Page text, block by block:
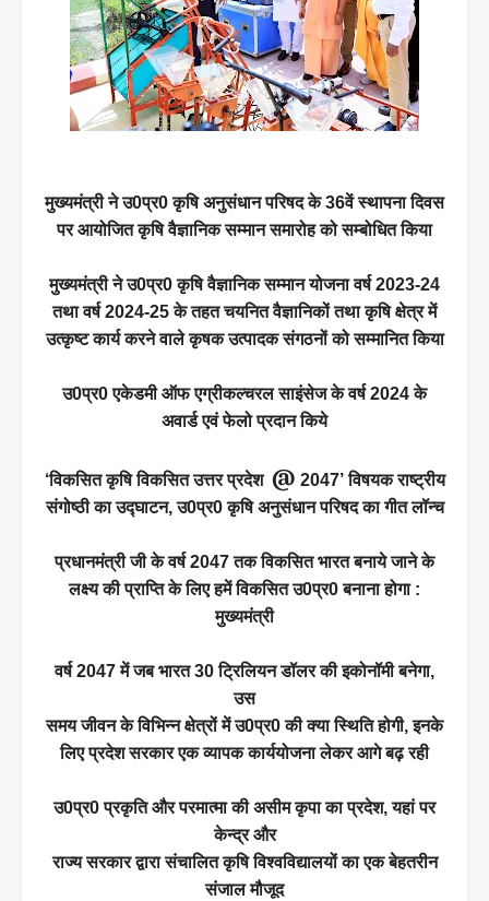
मुख्यमंत्री ने उ0प्र0 कृषि अनुसंधान परिषद के 36वें स्थापना दिवस
पर आयोजित कृषि वैज्ञानिक सम्मान समारोह को सम्बोधित किया
मुख्यमंत्री ने उ0प्र0 कृषि वैज्ञानिक सम्मान योजना वर्ष 2023-24
तथा वर्ष 2024-25 के तहत चयनित वैज्ञानिकों तथा कृषि क्षेत्र में
उत्कृष्ट कार्य करने वाले कृषक उत्पादक संगठनों को सम्मानित किया
उ0प्र0 एकेडमी ऑफ एग्रीकल्चरल साइंसेज के वर्ष 2024 के
अवार्ड एवं फेलो प्रदान किये
‘विकसित कृषि विकसित उत्तर प्रदेश @ 2047’ विषयक राष्ट्रीय
संगोष्ठी का उद्घाटन, उ0प्र0 कृषि अनुसंधान परिषद का गीत लॉन्च
प्रधानमंत्री जी के वर्ष 2047 तक विकसित भारत बनाये जाने के
लक्ष्य की प्राप्ति के लिए हमें विकसित उ0प्र0 बनाना होगा :
मुख्यमंत्री
वर्ष 2047 में जब भारत 30 ट्रिलियन डॉलर की इकोनॉमी बनेगा,
उस
समय जीवन के विभिन्न क्षेत्रों में उ0प्र0 की क्या स्थिति होगी, इनके
लिए प्रदेश सरकार एक व्यापक कार्ययोजना लेकर आगे बढ़ रही
उ0प्र0 प्रकृति और परमात्मा की असीम कृपा का प्रदेश, यहां पर
केन्द्र और
राज्य सरकार द्वारा संचालित कृषि विश्वविद्यालयों का एक बेहतरीन
संजाल मौजूद